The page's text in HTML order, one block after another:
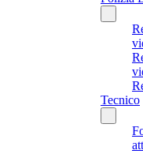
Tecnico